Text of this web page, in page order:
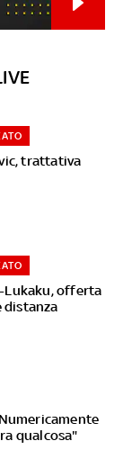
trattativa
Lukaku, offerta
distanza
qualcosa"